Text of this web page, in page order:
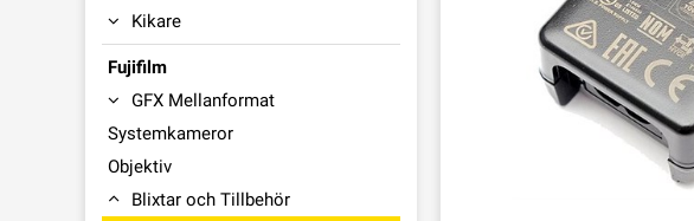
Kikare
Fujifilm
GFX Mellanformat
Systemkameror
Objektiv
Blixtar och Tillbehör